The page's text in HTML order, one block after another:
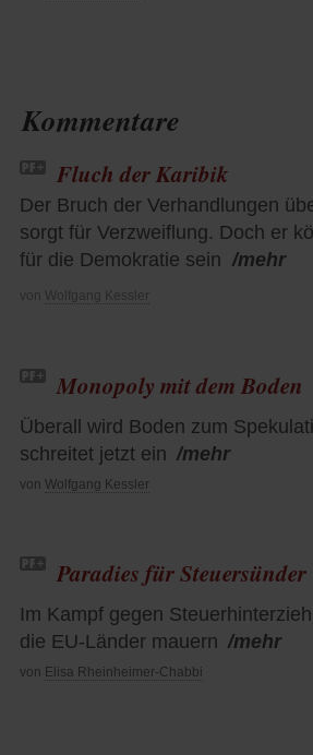
Kommentare
Fluch der Karibik
Der Bruch der Verhandlungen
sorgt für Verzweiflung. Doch er
für die Demokratie sein /mehr
von Wolfgang Kessler
Monopoly mit dem Boden
Überall wird Boden zum
schreitet jetzt ein /mehr
von Wolfgang Kessler
Paradies für Steuersünder
Im Kampf gegen
die EU-Länder mauern /mehr
von Elisa Rheinheimer-Chabbi